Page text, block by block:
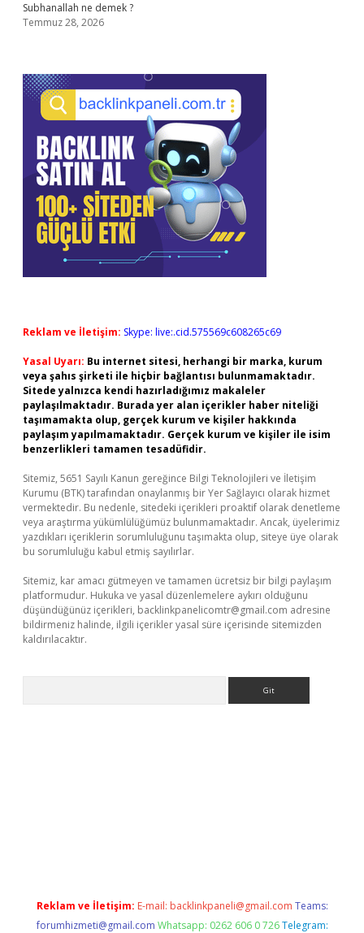
Subhanallah ne demek ?
Temmuz 28, 2026
Reklam ve İletişim: Skype: live:.cid.575569c608265c69
Yasal Uyarı: Bu internet sitesi, herhangi bir marka, kurum
veya şahıs şirketi ile hiçbir bağlantısı bulunmamaktadır.
Sitede yalnızca kendi hazırladığımız makaleler
paylaşılmaktadır. Burada yer alan içerikler haber niteliği
taşımamakta olup, gerçek kurum ve kişiler hakkında
paylaşım yapılmamaktadır. Gerçek kurum ve kişiler ile isim
benzerlikleri tamamen tesadüfidir.
Sitemiz, 5651 Sayılı Kanun gereğince Bilgi Teknolojileri ve İletişim
Kurumu (BTK) tarafından onaylanmış bir Yer Sağlayıcı olarak hizmet
vermektedir. Bu nedenle, sitedeki içerikleri proaktif olarak denetleme
veya araştırma yükümlülüğümüz bulunmamaktadır. Ancak, üyelerimiz
yazdıkları içeriklerin sorumluluğunu taşımakta olup, siteye üye olarak
bu sorumluluğu kabul etmiş sayılırlar.
Sitemiz, kar amacı gütmeyen ve tamamen ücretsiz bir bilgi paylaşım
platformudur. Hukuka ve yasal düzenlemelere aykırı olduğunu
düşündüğünüz içerikleri, backlinkpanelicomtr@gmail.com adresine
bildirmeniz halinde, ilgili içerikler yasal süre içerisinde sitemizden
kaldırılacaktır.
Reklam ve İletişim: E-mail: backlinkpaneli@gmail.com Teams:
forumhizmeti@gmail.com Whatsapp: 0262 606 0 726 Telegram: